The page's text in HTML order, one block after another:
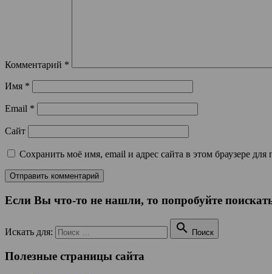
Комментарий *
Имя *
Email *
Сайт
Сохранить моё имя, email и адрес сайта в этом браузере
Если Вы что-то не нашли, то попробуйте
Искать для:  Поиск
Полезные страницы сайта